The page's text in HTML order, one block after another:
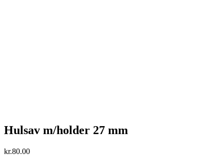
Hulsav m/holder 27 mm
kr.80.00